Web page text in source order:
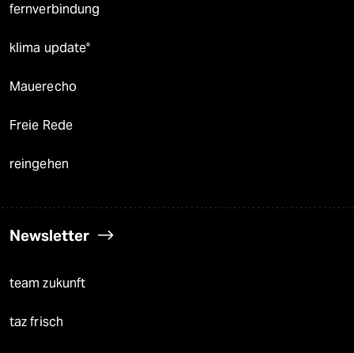
fernverbindung
klima update°
Mauerecho
Freie Rede
reingehen
Newsletter
team zukunft
taz frisch